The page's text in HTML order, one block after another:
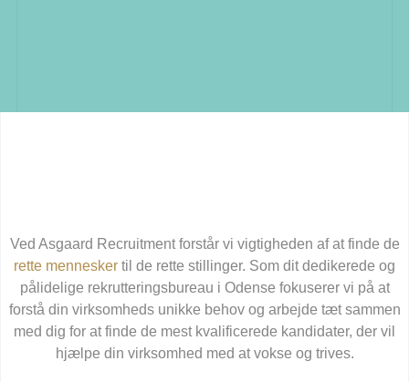
Ved Asgaard Recruitment forstår vi vigtigheden af at finde de
rette mennesker til de rette stillinger. Som dit dedikerede og
pålidelige rekrutteringsbureau i Odense fokuserer vi på at
forstå din virksomheds unikke behov og arbejde tæt sammen
med dig for at finde de mest kvalificerede kandidater, der vil
hjælpe din virksomhed med at vokse og trives.